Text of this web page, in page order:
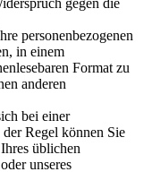
gegen die
personenbezogenen
in einem
Format zu
anderen
bei einer
Regel können Sie
üblichen
unseres